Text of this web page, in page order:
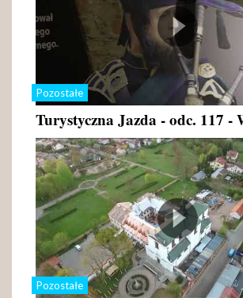
Pozostałe
Turystyczna Jazda - odc. 117 -
Pozostałe